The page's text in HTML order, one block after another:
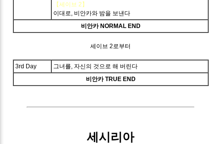
【세이브 2】
이대로, 비안카와 밤을 보낸다
비안카 NORMAL END
세이브 2로부터
3rd Day
그녀를, 자신의 것으로 해 버린다
비안카 TRUE END
세시리아